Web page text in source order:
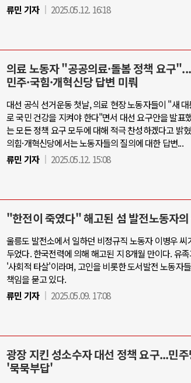
류민 기자
2025.05.12. 16:18
의료 노동자 "공공의료·돌봄 정책 요구
민주·국힘·개혁신당 답변 미뤄
대선 공식 선거운동 첫날, 의료 현장 노동자들이 "새
로 국민 건강을 지켜야 한다"면서 대선 요구안을 발표
는 모든 정책 요구 모두에 대해 적극 찬성하겠다고 밝
의힘·개혁신당에서는 노동자들의 질의에 대한 답변...
류민 기자
2025.05.12. 15:08
"한전이 죽였다" 해고된 섬 발전노동자
울릉도 발전소에서 일하던 비정규직 노동자 이병우 씨
두었다. 한국전력에 의해 해고된 지 8개월 만이다. 유
'사회적 타살'이라며, 고인을 비롯한 도서발전 노동자
책임을 묻고 있다.
류민 기자
2025.05.09. 17:08
광장 지킨 성소수자 대선 정책 요구...민주
'묵묵부답'